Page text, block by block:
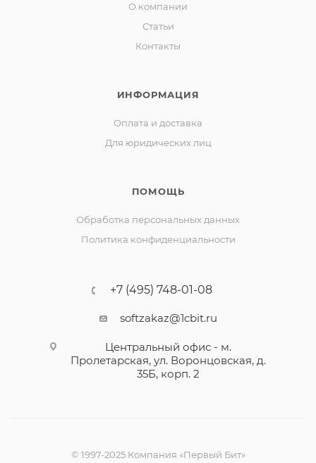
О компании
Статьи
Контакты
ИНФОРМАЦИЯ
Оплата и доставка
Для юридических лиц
ПОМОЩЬ
Обработка персональных данных
Политика конфиденциальности
+7 (495) 748-01-08
softzakaz@1cbit.ru
Центральный офис - м.
Пролетарская, ул. Воронцовская, д.
35Б, корп. 2
© 1997-2025 Компания «Первый Бит»